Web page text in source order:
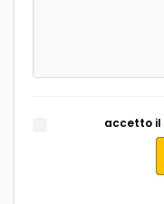
accetto il